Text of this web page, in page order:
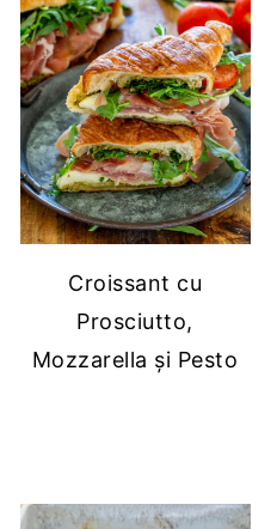
Croissant cu
Prosciutto,
Mozzarella și Pesto